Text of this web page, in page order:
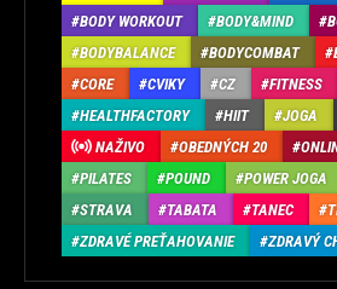
BODY WORKOUT
BODY&MIND
BODYBALANCE
BODYCOMBAT
CORE
CVIKY CZ FITNESS
HEALTHFACTORY
HIIT JOGA
NAŽIVO
OBEDNÝCH 20
PILATES
POUND POWER JOGA
STRAVA
TABATA TANEC
ZDRAVÉ PREŤAHOVANIE
ZDRAVÝ